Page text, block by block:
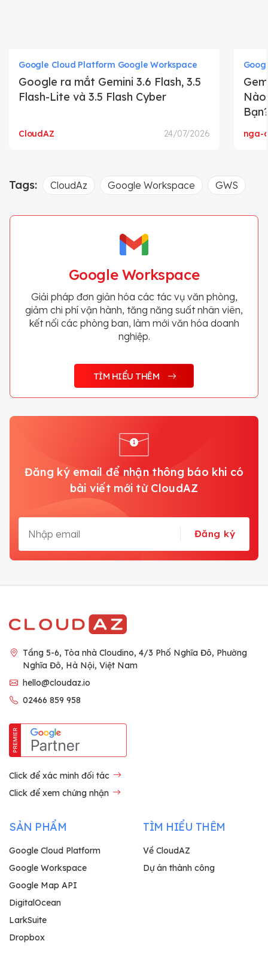
Google Cloud Platform Google Workspace
Google ra mắt Gemini 3.6 Flash, 3.5
Flash-Lite và 3.5 Flash Cyber
CloudAZ 24/07/2026 nga-
Tags: CloudAz Google Workspace GWS
Google Workspace
Giải pháp đơn giản hóa các tác vụ văn phòng,
giảm chi phí vận hành, tăng năng suất nhân viên,
kết nối các phòng ban, làm mới văn hóa doanh
nghiệp.
TÌM HIỂU THÊM
Đăng ký email để nhận thông báo khi có
bài viết mới từ CloudAZ
Đăng ký
Tầng 5-6, Tòa nhà Cloudino, 4/3 Phố Nghĩa Đô, Phường
Nghĩa Đô, Hà Nội, Việt Nam
hello@cloudaz.io
02466 859 958
Click để xác minh đối tác
Click để xem chứng nhận
SẢN PHẨM
Google Cloud Platform
Google Workspace
Google Map API
DigitalOcean
LarkSuite
Dropbox
TÌM HIỂU THÊM
Về CloudAZ
Dự án thành công